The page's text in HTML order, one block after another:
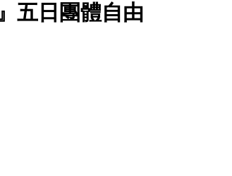
五日團體自由